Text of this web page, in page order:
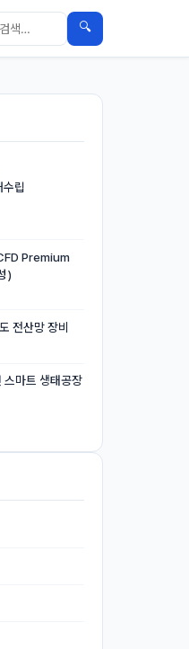
🔍
수립
Premium
)
전산망 장비
마트 생태공장